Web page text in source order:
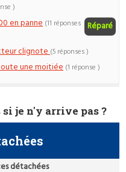
)
en panne Réparé
(11 réponses
clignote(5 réponses )
une moitiée (1 réponse )
si je n'y arrive pas ?
détachées